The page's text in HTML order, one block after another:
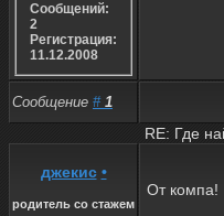
Сообщений:
2
Регистрация:
11.12.2008
Сообщение # 1
RE: Где
джекис •
родитель со стажем
От компа!